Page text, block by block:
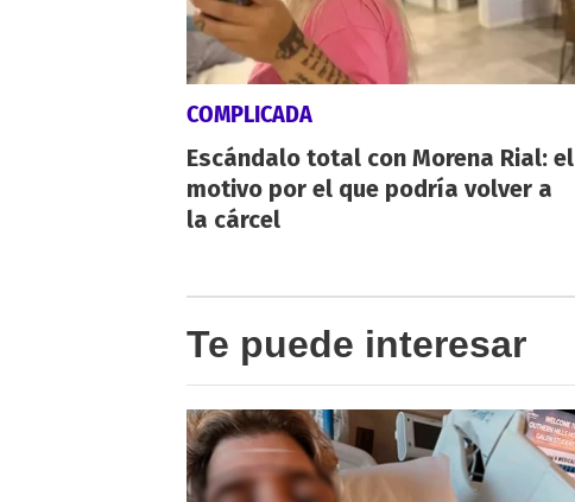
COMPLICADA
Escándalo total con Morena Rial: el
motivo por el que podría volver a
la cárcel
Te puede interesar